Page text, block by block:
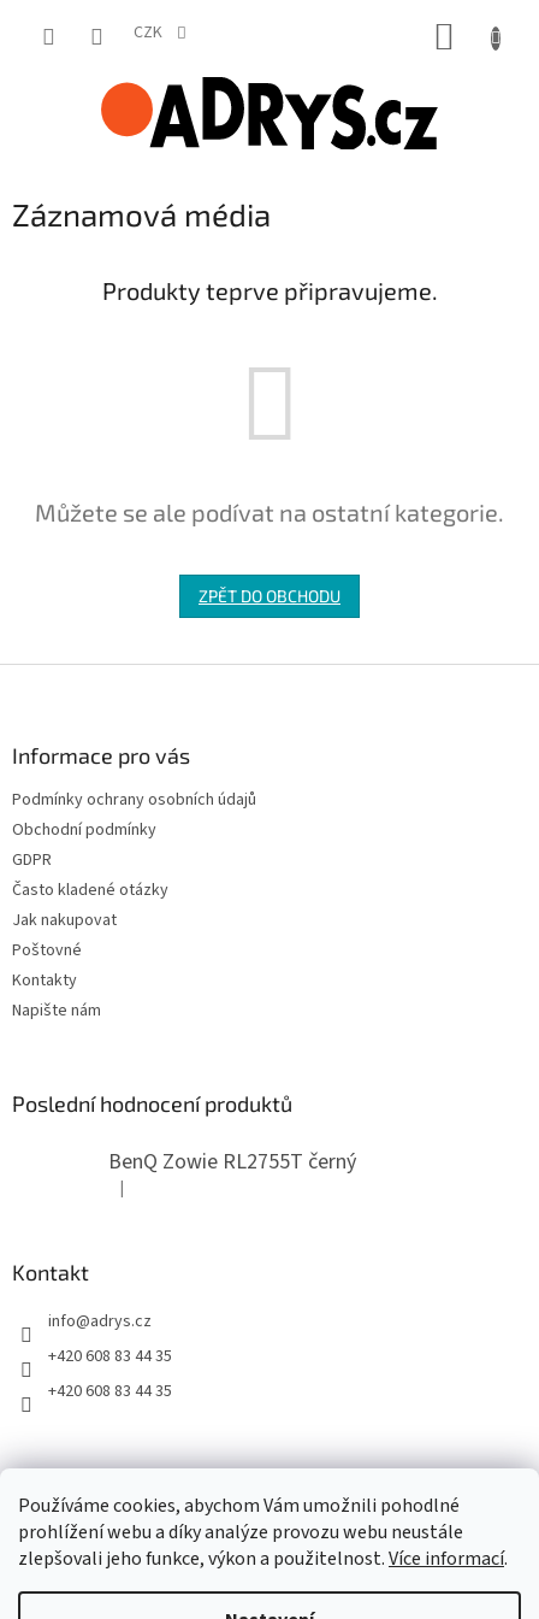
Používáme cookies, abychom Vám umožnili pohodlné
prohlížení webu a díky analýze provozu webu neustále
zlepšovali jeho funkce, výkon a použitelnost.Více informací.
CZK
Záznamová média
Produkty teprve připravujeme.
Můžete se ale podívat na ostatní kategorie.
ZPĚT DO OBCHODU
Informace pro vás
Podmínky ochrany osobních údajů
Obchodní podmínky
GDPR
Často kladené otázky
Jak nakupovat
Poštovné
Kontakty
Napište nám
Poslední hodnocení produktů
BenQ Zowie RL2755T černý
Hodnocení produktu je 5 z 5 hvězdiček.
|
Kontakt
info@adrys.cz
+420 608 83 44 35
+420 608 83 44 35